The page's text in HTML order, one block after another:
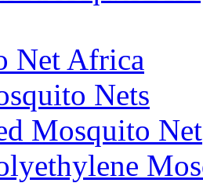
Net Africa
Nets
Mosquito Net